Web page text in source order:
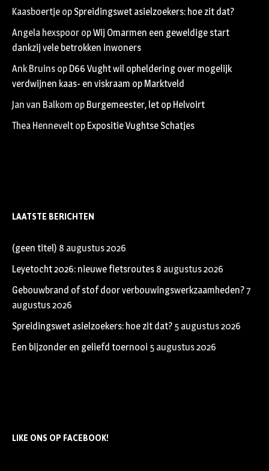
Kaasboertje op Spreidingswet asielzoekers: hoe zit dat?
Angela hexspoor opWij Omarmen een geweldige start
dankzij vele betrokken inwoners
Ank Bruins op D66 Vught wil opheldering over mogelijk
verdwijnen kaas- en viskraam op Marktveld
Jan van Balkom op Burgemeester, let op Helvoirt
Thea Hennevelt op Expositie Vughtse Schatjes
LAATSTE BERICHTEN
(geen titel) 8 augustus 2026
Leyetocht 2026: nieuwe fietsroutes 8 augustus 2026
Gebouwbrand of stof door verbouwingswerkzaamheden?7
augustus 2026
Spreidingswet asielzoekers: hoe zit dat? 5 augustus 2026
Een bijzonder en geliefd toernooi 5 augustus 2026
LIKE ONS OP FACEBOOK!